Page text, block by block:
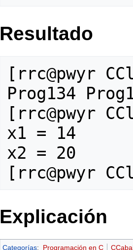
Resultado
[rrc@pwyr
Prog134
[rrc@pwyr
x1 = 14
x2 = 20
Explicación
Categorías: Programación en C